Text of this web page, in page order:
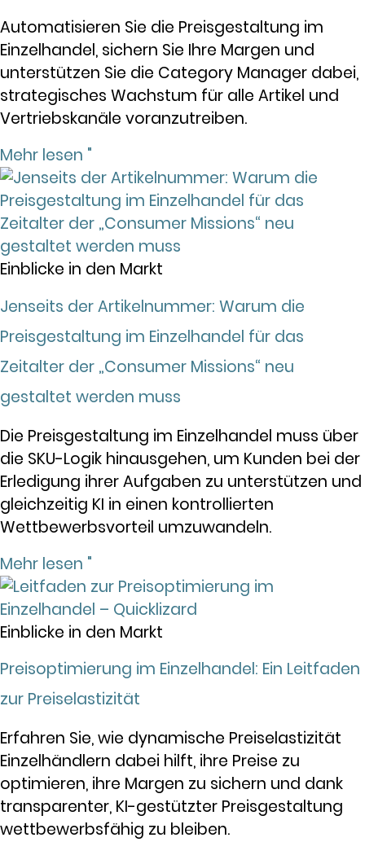
Automatisieren Sie die Preisgestaltung im
Einzelhandel, sichern Sie Ihre Margen und
unterstützen Sie die Category Manager dabei,
strategisches Wachstum für alle Artikel und
Vertriebskanäle voranzutreiben.
Mehr lesen "
Einblicke in den Markt
Jenseits der Artikelnummer: Warum die
Preisgestaltung im Einzelhandel für das
Zeitalter der „Consumer Missions“ neu
gestaltet werden muss
Die Preisgestaltung im Einzelhandel muss über
die SKU-Logik hinausgehen, um Kunden bei der
Erledigung ihrer Aufgaben zu unterstützen und
gleichzeitig KI in einen kontrollierten
Wettbewerbsvorteil umzuwandeln.
Mehr lesen "
Einblicke in den Markt
Preisoptimierung im Einzelhandel: Ein Leitfaden
zur Preiselastizität
Erfahren Sie, wie dynamische Preiselastizität
Einzelhändlern dabei hilft, ihre Preise zu
optimieren, ihre Margen zu sichern und dank
transparenter, KI-gestützter Preisgestaltung
wettbewerbsfähig zu bleiben.